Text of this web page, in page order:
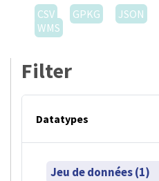
CSV
GPKG JSON
WMS
Filter
Datatypes
Jeu de données (1)